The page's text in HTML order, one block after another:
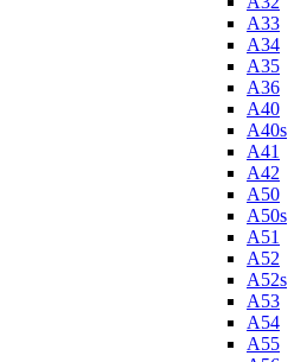
A33
A34
A35
A36
A40
A40s
A41
A42
A50
A50s
A51
A52
A52s
A53
A54
A55